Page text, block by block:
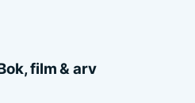
film & arv